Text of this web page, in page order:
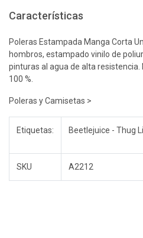
Características
Poleras Estampada Manga Corta
hombros, estampado vinilo de
pinturas al agua de alta resistencia.
100 %.
Poleras y Camisetas >
Etiquetas: Beetlejuice - Thug
SKU A2212